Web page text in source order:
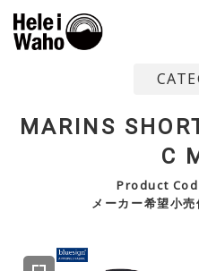
MARINS
C
Product
メーカー希望小